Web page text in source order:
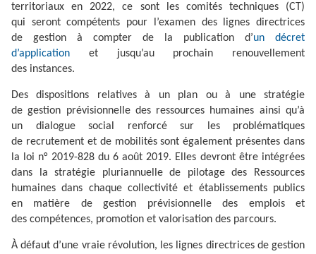
territoriaux en 2022, ce sont les comités techniques (CT)
qui seront compétents pour l’examen des lignes directrices
de gestion à compter de la publication d’un décret
d’application et jusqu’au prochain renouvellement
des instances.
Des dispositions relatives à un plan ou à une stratégie
de gestion prévisionnelle des ressources humaines ainsi qu’à
un dialogue social renforcé sur les problématiques
de recrutement et de mobilités sont également présentes dans
la loi n° 2019-828 du 6 août 2019. Elles devront être intégrées
dans la stratégie pluriannuelle de pilotage des Ressources
humaines dans chaque collectivité et établissements publics
en matière de gestion prévisionnelle des emplois et
des compétences, promotion et valorisation des parcours.
À défaut d’une vraie révolution, les lignes directrices de gestion